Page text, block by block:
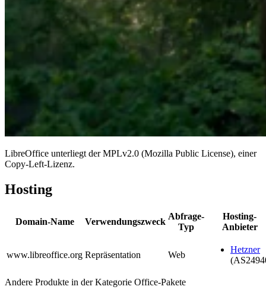
LibreOffice unterliegt der MPLv2.0 (Mozilla Public License), einer
Copy-Left-Lizenz.
Hosting
Domain-Name Verwendungszweck
Abfrage-
Typ
Hosting-
Anbieter
www.libreoffice.org Repräsentation Web
Hetzner
Andere Produkte in der Kategorie Office-Pakete